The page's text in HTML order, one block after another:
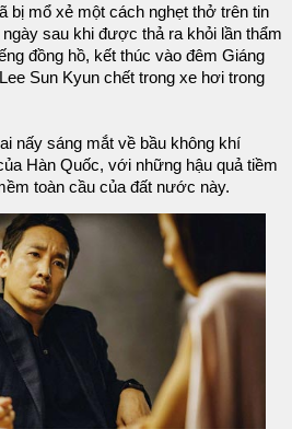
bị mổ xẻ một cách nghẹt thở trên tin
sau khi được thả ra khỏi lần thẩm
đồng hồ, kết thúc vào đêm Giáng
Sun Kyun chết trong xe hơi trong
nấy sáng mắt về bầu không khí
Hàn Quốc, với những hậu quả tiềm
toàn cầu của đất nước này.